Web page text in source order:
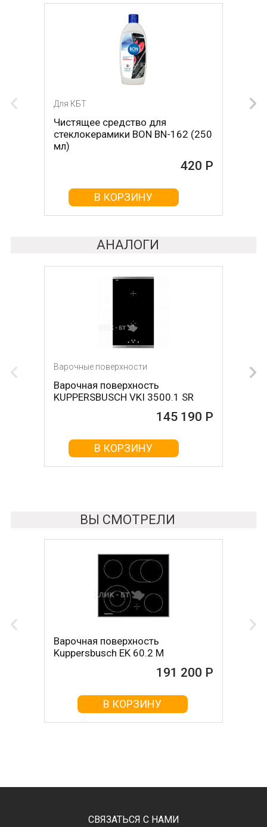
Для КБТ
Чистящее средство для
стеклокерамики BON BN-162 (250
мл)
420 Р
В КОРЗИНУ
АНАЛОГИ
Варочные поверхности
Варочная поверхность
KUPPERSBUSCH VKI 3500.1 SR
145 190 Р
В КОРЗИНУ
ВЫ СМОТРЕЛИ
Варочная поверхность
Kuppersbusch EK 60.2 M
191 200 Р
В КОРЗИНУ
СВЯЗАТЬСЯ С НАМИ